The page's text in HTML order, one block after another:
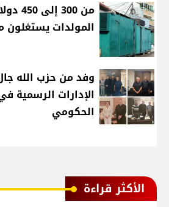
من
المولدات يستغلون
وفد من حزب الله
الإدارات الرسمية
الحكومي
الأكثر قراءة